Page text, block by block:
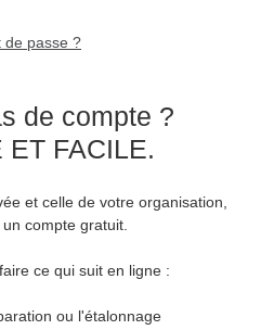
de passe ?
de compte ?
ET FACILE.
et celle de votre organisation,
compte gratuit.
ce qui suit en ligne :
ou l'étalonnage